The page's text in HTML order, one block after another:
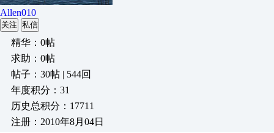
Allen010
关注 私信
精华：0帖
求助：0帖
帖子：30帖 | 544回
年度积分：31
历史总积分：17711
注册：2010年8月04日